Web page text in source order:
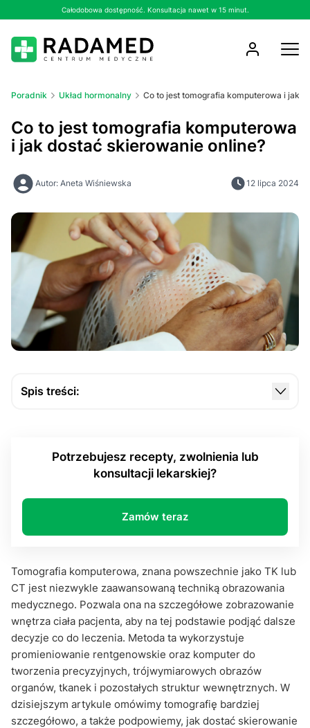
Całodobowa dostępność. Konsultacja nawet w 15 minut.
Poradnik Układ hormonalny Co to jest tomografia komputerowa i jak
Co to jest tomografia komputerowa
i jak dostać skierowanie online?
Autor: Aneta Wiśniewska 12 lipca 2024
Spis treści:
Czy na tomografię komputerową można otrzymać
skierowanie online?
Potrzebujesz recepty, zwolnienia lub
konsultacji lekarskiej?
Zamów teraz
Tomografia komputerowa, znana powszechnie jako TK lub
CT jest niezwykle zaawansowaną techniką obrazowania
medycznego. Pozwala ona na szczegółowe zobrazowanie
wnętrza ciała pacjenta, aby na tej podstawie podjąć dalsze
decyzje co do leczenia. Metoda ta wykorzystuje
promieniowanie rentgenowskie oraz komputer do
tworzenia precyzyjnych, trójwymiarowych obrazów
organów, tkanek i pozostałych struktur wewnętrznych. W
dzisiejszym artykule omówimy tomografię bardziej
szczegółowo, a także podpowiemy, jak dostać skierowanie